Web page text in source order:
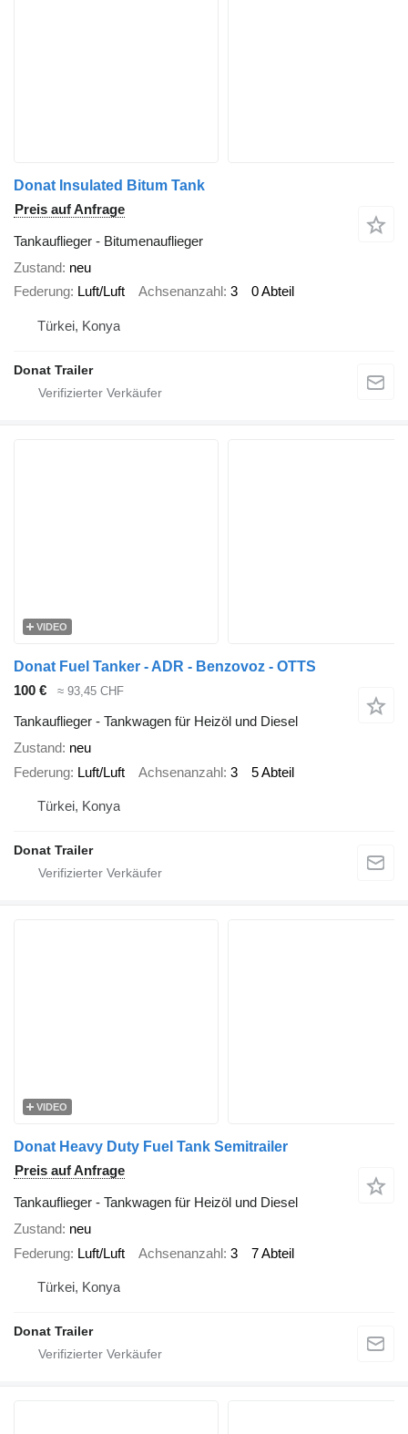
Donat Insulated Bitum Tank
Preis auf Anfrage
Tankauflieger - Bitumenauflieger
Zustand neu
Federung Luft/Luft Achsenanzahl 3 0 Abteil
Türkei, Konya
Donat Trailer
VIDEO
Donat Fuel Tanker - ADR - Benzovoz - OTTS
100 €
≈ 93,45 CHF
Tankauflieger - Tankwagen für Heizöl und Diesel
Zustand neu
Federung Luft/Luft Achsenanzahl 3 5 Abteil
Türkei, Konya
Donat Trailer
VIDEO
Donat Heavy Duty Fuel Tank Semitrailer
Preis auf Anfrage
Tankauflieger - Tankwagen für Heizöl und Diesel
Zustand neu
Federung Luft/Luft Achsenanzahl 3 7 Abteil
Türkei, Konya
Donat Trailer